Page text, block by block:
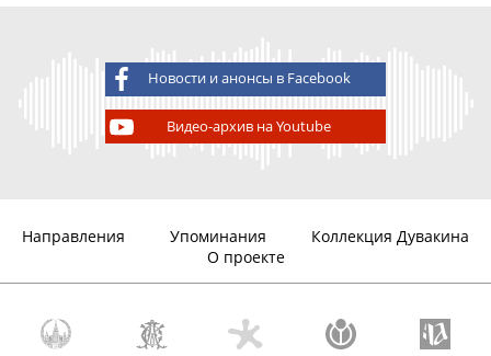
Новости и анонсы в Facebook
Видео-архив на Youtube
Направления Упоминания
Коллекция Дувакина
О проекте